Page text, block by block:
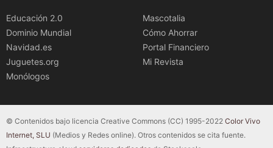
Educación 2.0
Dominio Mundial
Navidad.es
Juguetes.org
Monólogos
Mascotalia
Cómo Ahorrar
Portal Financiero
Mi Revista
© Contenidos bajo licencia Creative Commons (CC) 1995-2022 Color Vivo
Internet, SLU (Medios y Redes online). Otros contenidos se cita fuente.